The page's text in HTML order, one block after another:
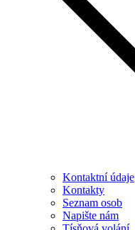
Kontaktní údaje
Kontakty
Seznam osob
Napište nám